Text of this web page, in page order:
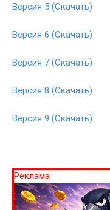
Версия 5 (Скачать)
Версия 6 (Скачать)
Версия 7 (Скачать)
Версия 8 (Скачать)
Версия 9 (Скачать)
Реклама